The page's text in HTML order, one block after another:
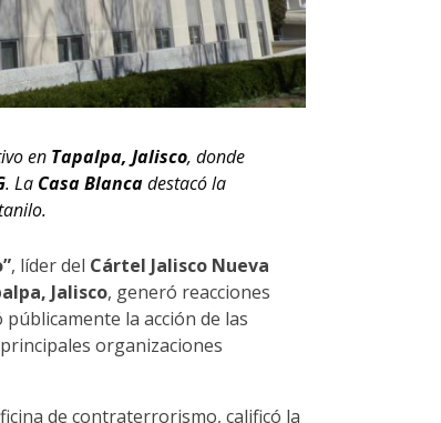
en Tapalpa, Jalisco, donde
. La Casa Blancadestacó la
, líder del Cártel Jalisco Nueva
Jalisco, generó reacciones
la acción de las
organizaciones
de contraterrorismo, calificó la